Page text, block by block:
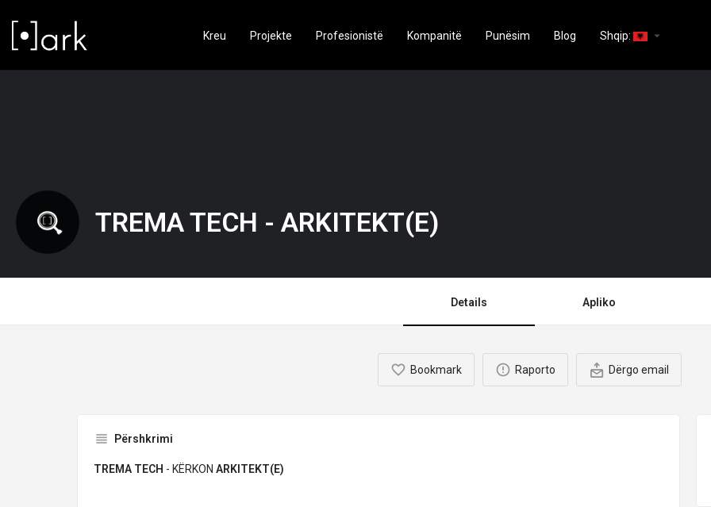
Kreu Projekte Profesionistë Kompanitë Punësim Blog Shqip: arrow_drop_down
TREMA TECH - ARKITEKT(E)
Details Apliko
Bookmark Raporto Dërgo email
Përshkrimi
TREMA TECH - KËRKON ARKITEKT(E)